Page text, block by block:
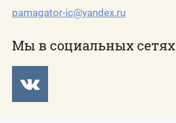
pamagator-ic@yandex.ru
Мы в социальных сетях